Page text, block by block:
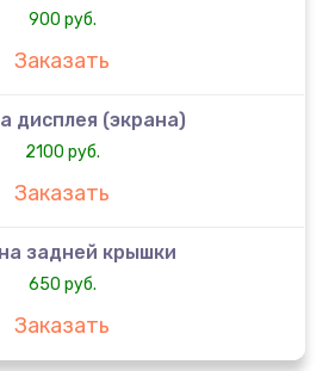
900 руб.
Заказать
дисплея (экрана)
2100 руб.
Заказать
задней крышки
650 руб.
Заказать